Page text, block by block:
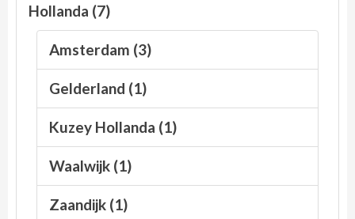
Hollanda (7)
Amsterdam (3)
Gelderland (1)
Kuzey Hollanda (1)
Waalwijk (1)
Zaandijk (1)